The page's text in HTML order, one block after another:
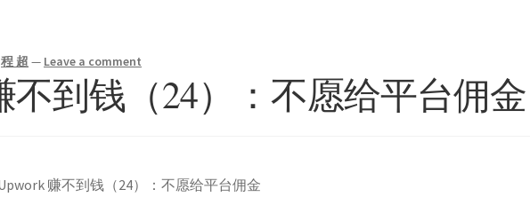
程 超 — Leave a comment
不到钱（24）：不愿给平台佣金